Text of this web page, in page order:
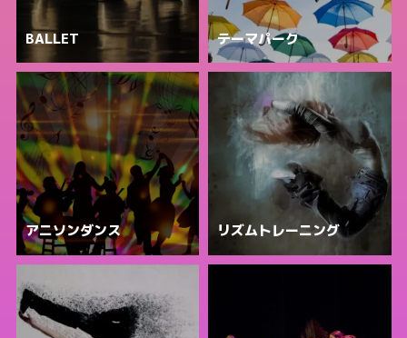
BALLET テーマパーク
アニソンダンス リズムトレーニング